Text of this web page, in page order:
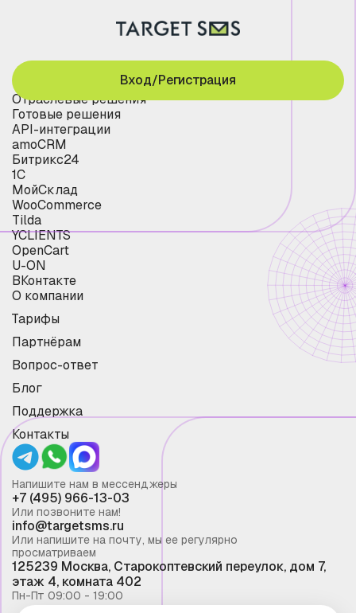
Отраслевые решения
Готовые решения
API-интеграции
amoCRM
Битрикс24
1С
МойСклад
WooCommerce
Tilda
YCLIENTS
OpenCart
U-ON
ВКонтакте
О компании
Тарифы
Партнёрам
Вопрос-ответ
Блог
Поддержка
Контакты
Вход/Регистрация
Напишите нам в мессенджеры
+7 (495) 966-13-03
Или позвоните нам!
info@targetsms.ru
Или напишите на почту, мы ее регулярно
просматриваем
125239 Москва, Старокоптевский переулок, дом 7,
этаж 4, комната 402
Пн-Пт 09:00 - 19:00